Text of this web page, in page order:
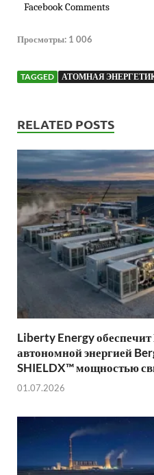
Facebook Comments
Просмотры: 1 006
TAGGED АТОМНАЯ
RELATED POSTS
Liberty Energy
автономной энергией
SHIELDX™ мощностью
01.07.2026